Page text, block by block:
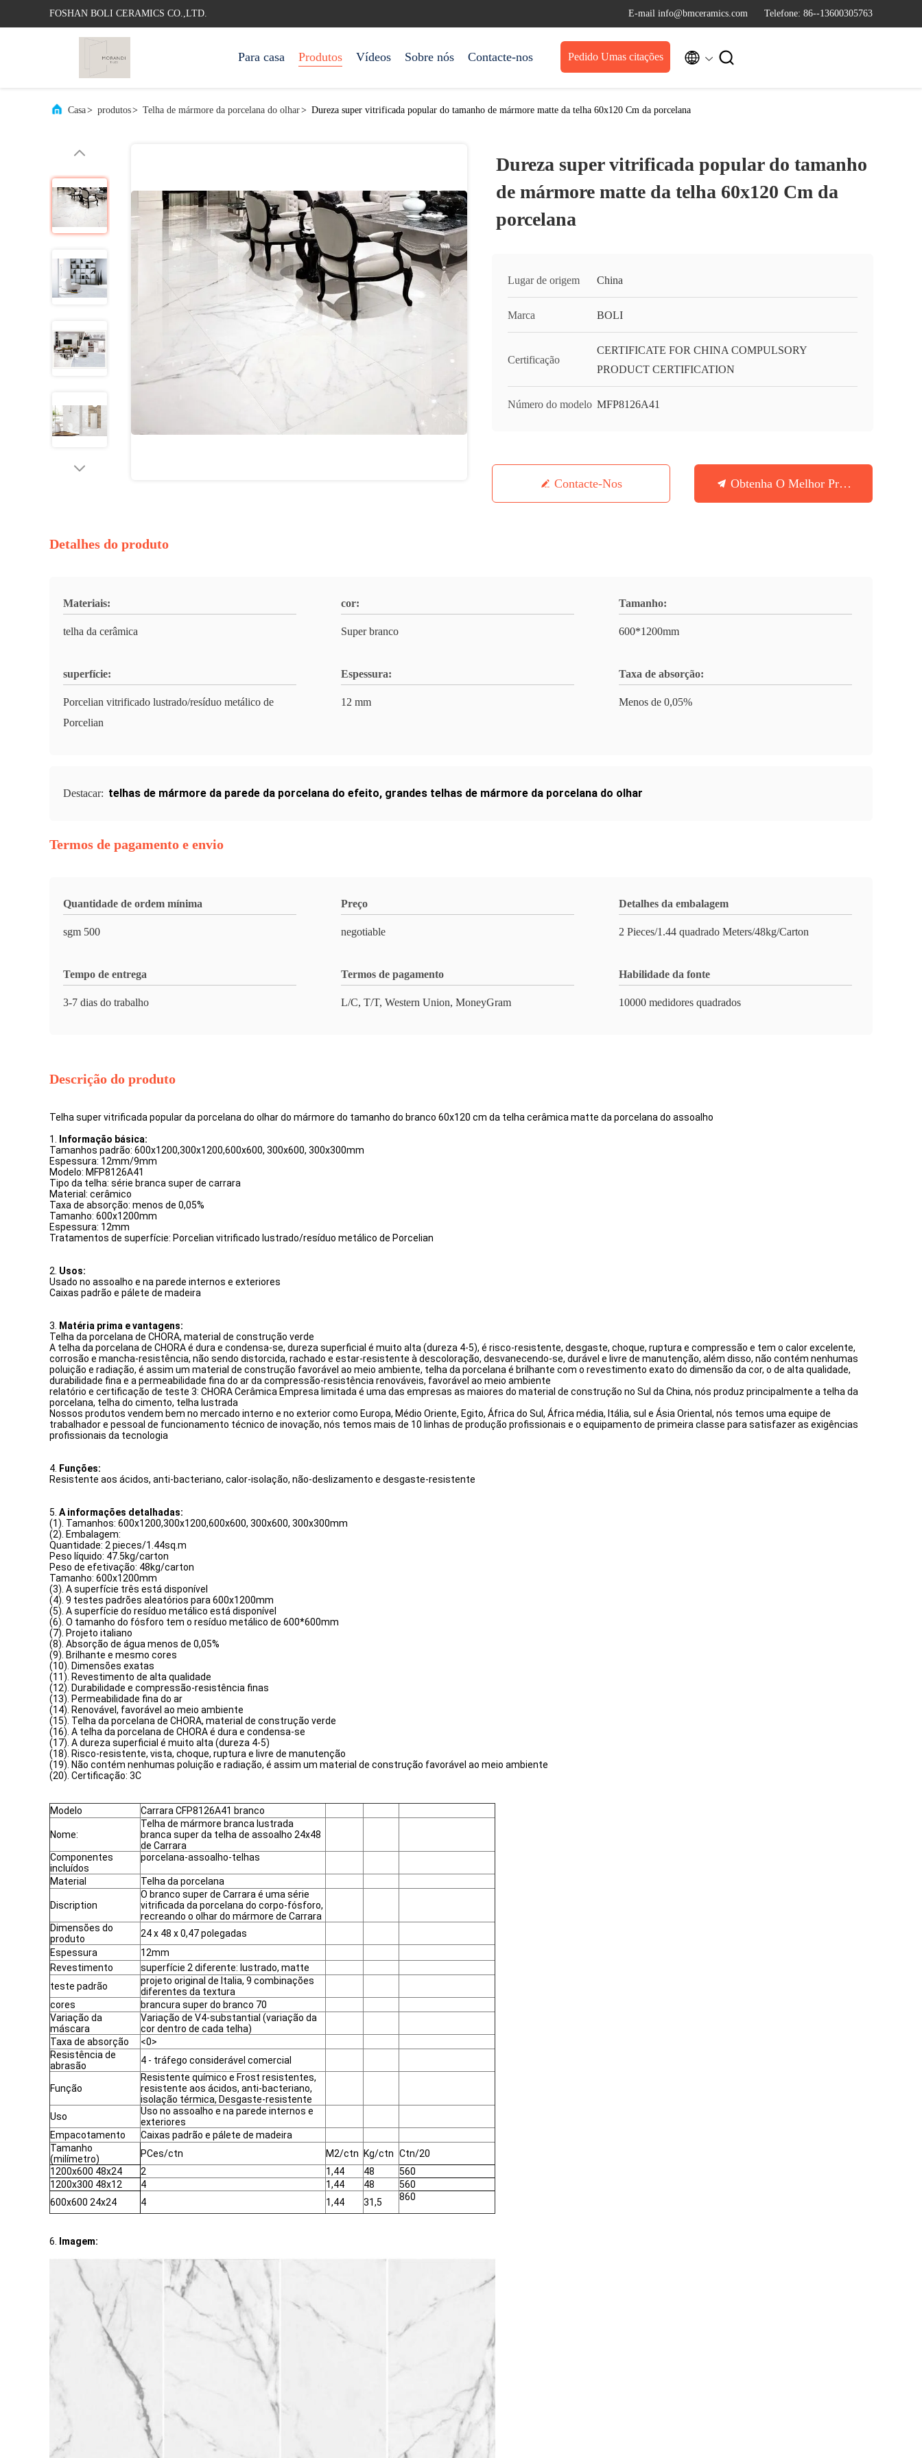
FOSHAN BOLI CERAMICS CO.,LTD. E-mail info@bmceramics.com Telefone: 86--13600305763
Para casa Produtos Vídeos Sobre nós Contacte-nos Pedido Umas citações  
Casa> produtos> Telha de mármore da porcelana do olhar> Dureza super vitrificada popular do tamanho de mármore matte da telha 60x120 Cm da porcelana
Dureza super vitrificada popular do tamanho
de mármore matte da telha 60x120 Cm da
porcelana
Lugar de origem China
Marca BOLI
Certificação
CERTIFICATE FOR CHINA COMPULSORY
PRODUCT CERTIFICATION
Número do modelo MFP8126A41
Contacte-Nos Obtenha O Melhor Preço
Detalhes do produto
Materiais:
telha da cerâmica
cor:
Super branco
Tamanho:
600*1200mm
superfície:
Porcelian vitrificado lustrado/resíduo metálico de
Porcelian
Espessura:
12 mm
Taxa de absorção:
Menos de 0,05%
Destacar: telhas de mármore da parede da porcelana do efeito, grandes telhas de mármore da porcelana do olhar
Termos de pagamento e envio
Quantidade de ordem mínima
sgm 500
Preço
negotiable
Detalhes da embalagem
2 Pieces/1.44 quadrado Meters/48kg/Carton
Tempo de entrega
3-7 dias do trabalho
Termos de pagamento
L/C, T/T, Western Union, MoneyGram
Habilidade da fonte
10000 medidores quadrados
Descrição do produto
Telha super vitrificada popular da porcelana do olhar do mármore do tamanho do branco 60x120 cm da telha cerâmica matte da porcelana do assoalho
1.
Informação básica:
Tamanhos padrão: 600x1200,300x1200,600x600, 300x600, 300x300mm
Espessura: 12mm/9mm
Modelo: MFP8126A41
Tipo da telha: série branca super de carrara
Material: cerâmico
Taxa de absorção: menos de 0,05%
Tamanho: 600x1200mm
Espessura: 12mm
Tratamentos de superfície: Porcelian vitrificado lustrado/resíduo metálico de Porcelian
2. Usos:
Usado no assoalho e na parede internos e exteriores
Caixas padrão e pálete de madeira
3.
Matéria prima e vantagens:
Telha da porcelana de CHORA, material de construção verde
A telha da porcelana de CHORA é dura e condensa-se, dureza superficial é muito alta (dureza 4-5), é risco-resistente, desgaste, choque, ruptura e compressão e tem o calor excelente,
corrosão e mancha-resistência, não sendo distorcida, rachado e estar-resistente à descoloração, desvanecendo-se, durável e livre de manutenção, além disso, não contém nenhumas
poluição e radiação, é assim um material de construção favorável ao meio ambiente, telha da porcelana é brilhante com o revestimento exato do dimensão da cor, o de alta qualidade,
durabilidade fina e a permeabilidade fina do ar da compressão-resistência renováveis, favorável ao meio ambiente
relatório e certificação de teste 3: CHORA Cerâmica Empresa limitada é uma das empresas as maiores do material de construção no Sul da China, nós produz principalmente a telha da
porcelana, telha do cimento, telha lustrada
Nossos produtos vendem bem no mercado interno e no exterior como Europa, Médio Oriente, Egito, África do Sul, África média, Itália, sul e Ásia Oriental, nós temos uma equipe de
trabalhador e pessoal de funcionamento técnico de inovação, nós temos mais de 10 linhas de produção profissionais e o equipamento de primeira classe para satisfazer as exigências
profissionais da tecnologia
4. Funções:
Resistente aos ácidos, anti-bacteriano, calor-isolação, não-deslizamento e desgaste-resistente
5. A informações detalhadas:
(1). Tamanhos: 600x1200,300x1200,600x600, 300x600, 300x300mm
(2). Embalagem:
Quantidade: 2 pieces/1.44sq.m
Peso líquido: 47.5kg/carton
Peso de efetivação: 48kg/carton
Tamanho: 600x1200mm
(3). A superfície três está disponível
(4). 9 testes padrões aleatórios para 600x1200mm
(5). A superfície do resíduo metálico está disponível
(6). O tamanho do fósforo tem o resíduo metálico de 600*600mm
(7). Projeto italiano
(8). Absorção de água menos de 0,05%
(9). Brilhante e mesmo cores
(10). Dimensões exatas
(11). Revestimento de alta qualidade
(12). Durabilidade e compressão-resistência finas
(13). Permeabilidade fina do ar
(14). Renovável, favorável ao meio ambiente
(15). Telha da porcelana de CHORA, material de construção verde
(16). A telha da porcelana de CHORA é dura e condensa-se
(17). A dureza superficial é muito alta (dureza 4-5)
(18). Risco-resistente, vista, choque, ruptura e livre de manutenção
(19). Não contém nenhumas poluição e radiação, é assim um material de construção favorável ao meio ambiente
(20). Certificação: 3C
Modelo Carrara CFP8126A41 branco
Nome:
Telha de mármore branca lustrada
branca super da telha de assoalho 24x48
de Carrara
Componentes
incluídos
porcelana-assoalho-telhas
Material Telha da porcelana
Discription
O branco super de Carrara é uma série
vitrificada da porcelana do corpo-fósforo,
recreando o olhar do mármore de Carrara
Dimensões do
produto
24 x 48 x 0,47 polegadas
Espessura
12mm
Revestimento
superfície 2 diferente: lustrado, matte
teste padrão
projeto original de Italia, 9 combinações
diferentes da textura
cores
brancura super do branco 70
Variação da
máscara
Variação de V4-substantial (variação da
cor dentro de cada telha)
Taxa de absorção
<0>
Resistência de
abrasão
4 - tráfego considerável comercial
Função
Resistente químico e Frost resistentes,
resistente aos ácidos, anti-bacteriano,
isolação térmica, Desgaste-resistente
Uso
Uso no assoalho e na parede internos e
exteriores
Empacotamento
Caixas padrão e pálete de madeira
Tamanho
(milímetro)
PCes/ctn M2/ctn Kg/ctn Ctn/20
1200x600 48x24
2 1,44 48
560
1200x300 48x12
4 1,44 48
560
600x600 24x24
4 1,44 31,5 860
6. Imagem: